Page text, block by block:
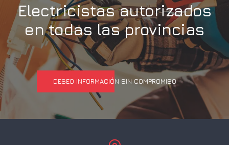
Electricistas autorizados
en todas las provincias
DESEO INFORMACIÓN SIN COMPROMISO